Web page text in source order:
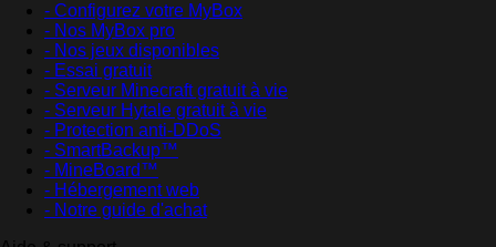
- Configurez votre MyBox
- Nos MyBox pro
- Nos jeux disponibles
- Essai gratuit
- Serveur Minecraft gratuit à vie
- Serveur Hytale gratuit à vie
- Protection anti-DDoS
- SmartBackup™
- MineBoard™
- Hébergement web
- Notre guide d'achat